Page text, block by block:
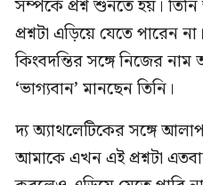
সম্পর্কে প্রশ্ন শুনতে হয়।
প্রশ্নটা এড়িয়ে যেতে পারেন
কিংবদন্তির সঙ্গে নিজের
‘ভাগ্যবান’ মানছেন তিনি।
দ্য অ্যাথলেটিকের সঙ্গে
আমাকে এখন এই প্রশ্নটা